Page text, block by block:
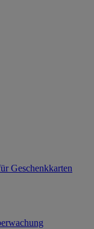
Geschenkkarten